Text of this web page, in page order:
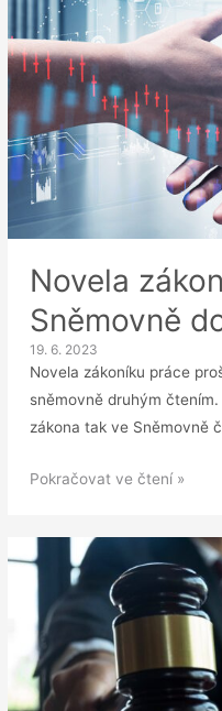
Co
přinese
flexinovela
zákoníku
práce?
Novela
Sněmovně
19. 6. 2023
Novela zákoníku práce
sněmovně druhým
zákona tak ve Sněmovně
Novela
míří
Sněmovně
do
finále
Pokračovat ve čtení »